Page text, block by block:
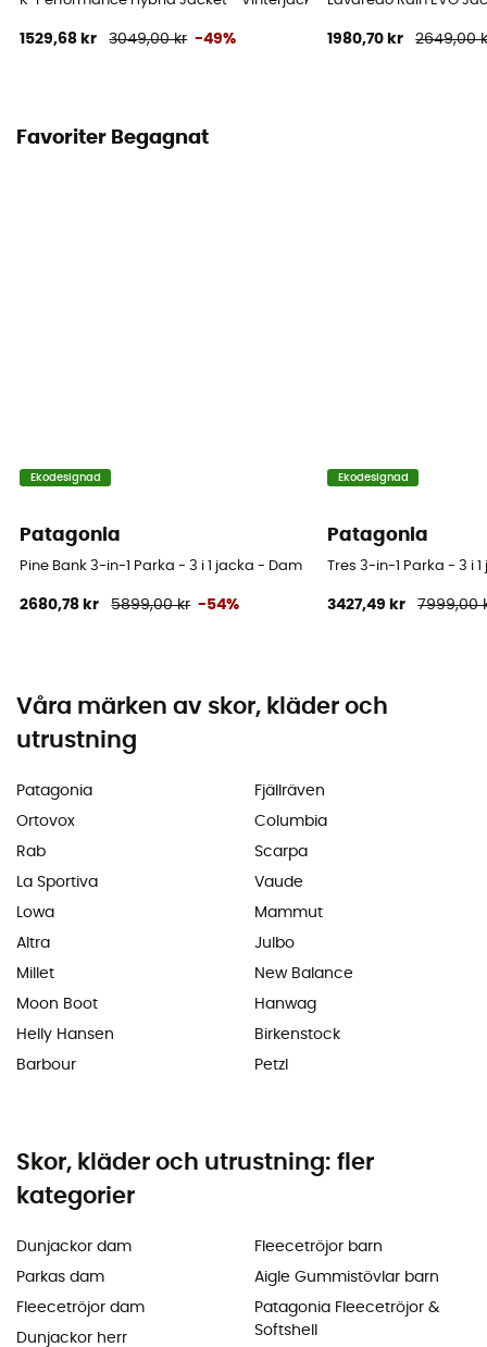
1529,68 kr 3049,00 kr -49% 1980,70 kr 2649,00
Favoriter Begagnat
Ekodesignad
Patagonia
Pine Bank 3-in-1 Parka - 3 i 1 jacka - Dam
2680,78 kr 5899,00 kr -54%
Ekodesignad
Patagonia
Tres 3-in-1 Parka - 3 i
3427,49 kr 7999,00
Våra märken av skor, kläder och
utrustning
Patagonia
Ortovox
Rab
La Sportiva
Lowa
Altra
Millet
Moon Boot
Helly Hansen
Barbour
Fjällräven
Columbia
Scarpa
Vaude
Mammut
Julbo
New Balance
Hanwag
Birkenstock
Petzl
Skor, kläder och utrustning: fler
kategorier
Dunjackor dam
Parkas dam
Fleecetröjor dam
Dunjackor herr
Fleecetröjor barn
Aigle Gummistövlar barn
Patagonia Fleecetröjor &
Softshell